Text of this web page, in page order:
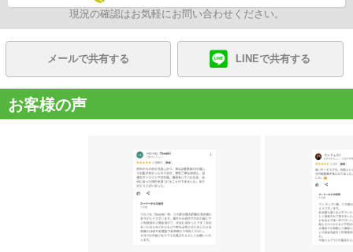
現況の確認はお気軽にお問い合わせください。
メールで共有する LINEで共有する
お客様の声